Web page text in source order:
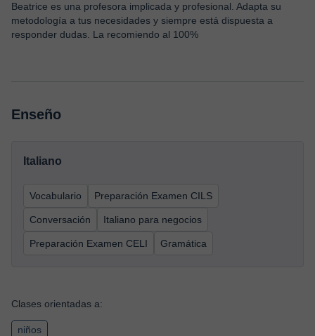
Beatrice es una profesora implicada y profesional. Adapta su
metodología a tus necesidades y siempre está dispuesta a
responder dudas. La recomiendo al 100%
Enseño
Italiano
Vocabulario Preparación Examen CILS
Conversación Italiano para negocios
Preparación Examen CELI Gramática
Clases orientadas a:
niños